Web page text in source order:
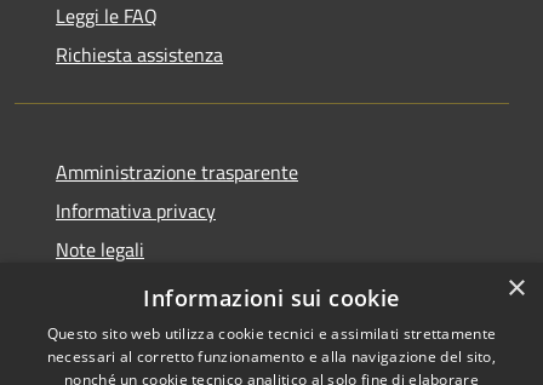
Leggi le FAQ
Richiesta assistenza
Amministrazione trasparente
Informativa privacy
Note legali
Dichiarazione di accessibilità
×
Informazioni sui cookie
Questo sito web utilizza cookie tecnici e assimilati strettamente
necessari al corretto funzionamento e alla navigazione del sito,
nonché un cookie tecnico analitico al solo fine di elaborare